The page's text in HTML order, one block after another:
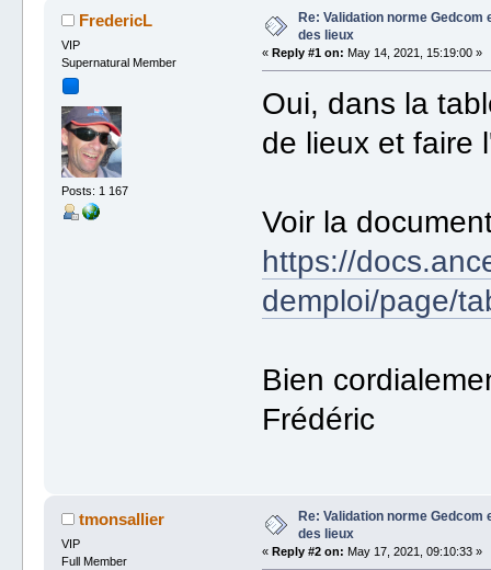
FredericL
VIP
Supernatural Member
Posts: 1 167
Re: Validation norme Gedcom
des lieux
«Reply #1 on: May 14, 2021, 15:19:00 »
Oui, dans la
de lieux et faire
Voir la
https://
demploi/page/
Bien
Frédéric
tmonsallier
VIP
Full Member
Re: Validation norme Gedcom
des lieux
« Reply #2 on: May 17, 2021, 09:10:33 »